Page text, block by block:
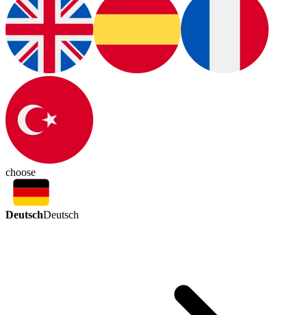
choose
DeutschDeutsch